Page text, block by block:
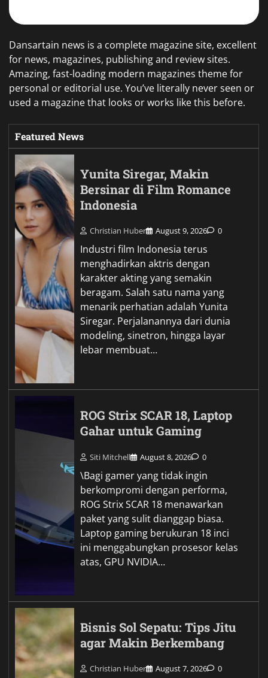
Dansartain news is a complete magazine site, excellent
for news, magazines, publishing and review sites.
Amazing, fast-loading modern magazines theme for
personal or editorial use. You’ve literally never seen or
used a magazine that looks or works like this before.
Featured News
Yunita Siregar, Makin
Bersinar di Film Romance
Indonesia
Christian Huber August 9, 2026 0
Industri film Indonesia terus
menghadirkan aktris dengan
karakter akting yang semakin
beragam. Salah satu nama yang
menarik perhatian adalah Yunita
Siregar. Perjalanannya dari dunia
modeling, sinetron, hingga layar
lebar membuat…
ROG Strix SCAR 18, Laptop
Gahar untuk Gaming
Siti Mitchell August 8, 2026 0
\Bagi gamer yang tidak ingin
berkompromi dengan performa,
ROG Strix SCAR 18 menawarkan
paket yang sulit dianggap biasa.
Laptop gaming berukuran 18 inci
ini menggabungkan prosesor kelas
atas, GPU NVIDIA…
Bisnis Sol Sepatu: Tips Jitu
agar Makin Berkembang
Christian Huber August 7, 2026 0